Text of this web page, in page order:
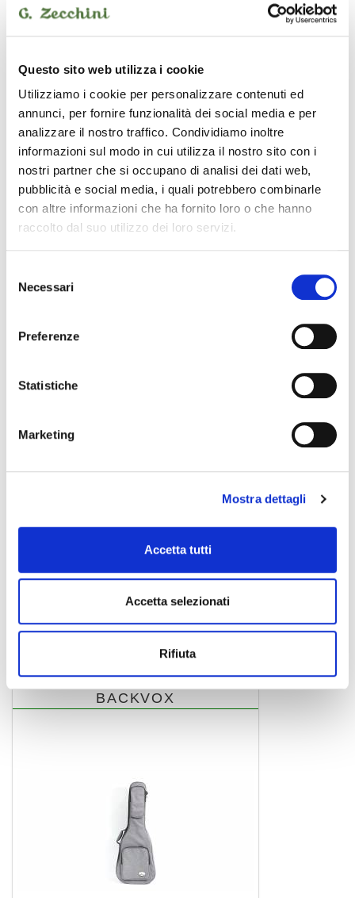
Questo sito web utilizza i cookie
Utilizziamo i cookie per personalizzare contenuti ed
annunci, per fornire funzionalità dei social media e per
analizzare il nostro traffico. Condividiamo inoltre
informazioni sul modo in cui utilizza il nostro sito con i
nostri partner che si occupano di analisi dei dati web,
pubblicità e social media, i quali potrebbero combinarle
con altre informazioni che ha fornito loro o che hanno
raccolto dal suo utilizzo dei loro servizi.
delNecessari
Preferenze
Statistiche
Marketing
Mostra dettagli
Accetta tutti
Accetta selezionati
Rifiuta
J8
borsa per chitarra elettrica
BACKVOX